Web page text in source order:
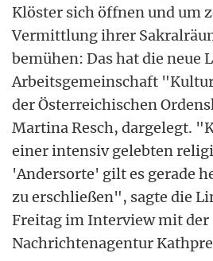
Klöster sich öffnen und um
Vermittlung ihrer
bemühen: Das hat die neue
Arbeitsgemeinschaft
der Österreichischen
Martina Resch, dargelegt.
einer intensiv gelebten
'Andersorte' gilt es gerade
zu erschließen", sagte die
Freitag im Interview mit der
Nachrichtenagentur